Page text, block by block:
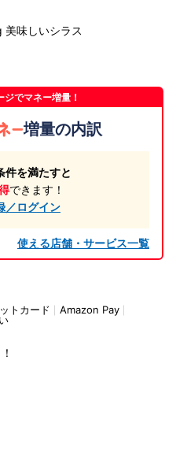
美味しいシラス
でマネー増量！
増量の内訳
件を満たすと
できます！
／ログイン
使える店舗・サービス一覧
トカード
Amazon Pay